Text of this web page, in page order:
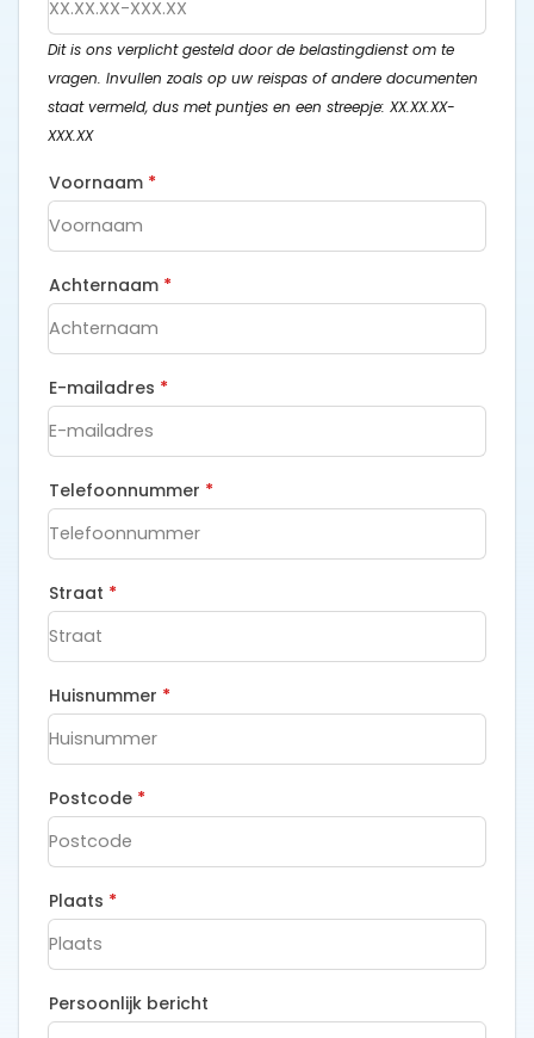
Dit is ons verplicht gesteld door de belastingdienst om te
vragen. Invullen zoals op uw reispas of andere documenten
staat vermeld, dus met puntjes en een streepje: XX.XX.XX-
XXX.XX
Voornaam *
Achternaam *
E-mailadres *
Telefoonnummer *
Straat *
Huisnummer *
Postcode *
Plaats *
Persoonlijk bericht